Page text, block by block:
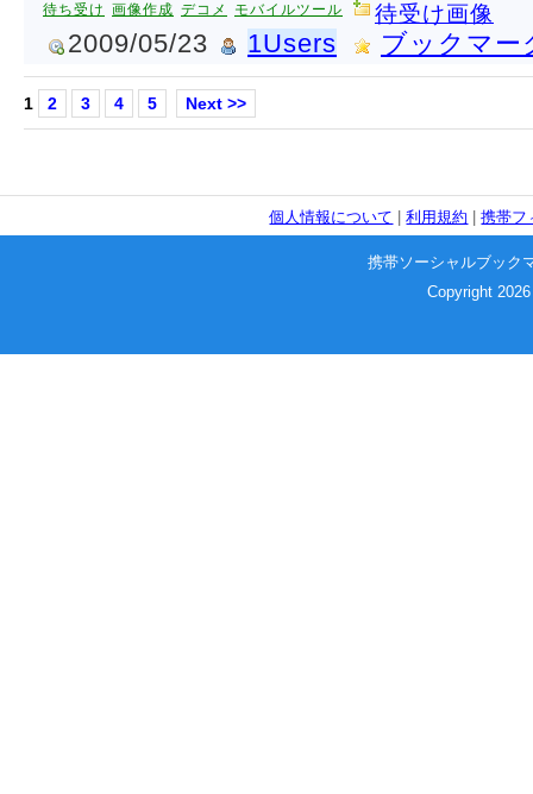
待ち受け 画像作成 デコメ モバイルツール 待受け画像
2009/05/23 1Users ブックマー
1 2 3 4 5 Next >>
個人情報について |利用規約 |携帯フ
携帯ソーシャルブック
Copyright